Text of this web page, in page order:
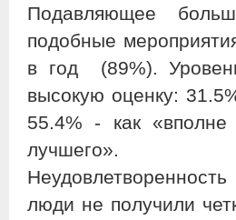
Подавляющее
подобные
в год (89%).
высокую оценку:
55.4% - как
лучшего».
люди не получили